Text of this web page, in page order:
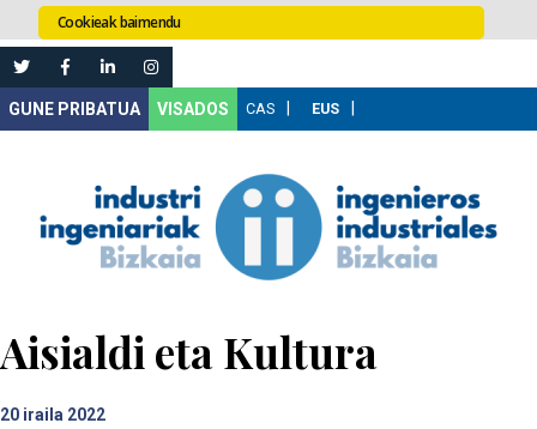
Cookieak baimendu
VISADOS
Aisialdi eta Kultura
20 iraila 2022
Lanaren
Leihatila